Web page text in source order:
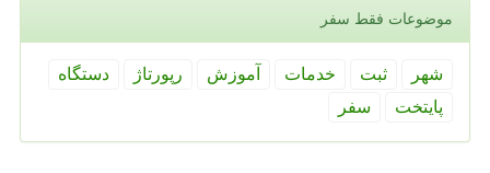
موضوعات فقط سفر
شهر ثبت خدمات آموزش رپورتاژ
دستگاه
پایتخت
سفر